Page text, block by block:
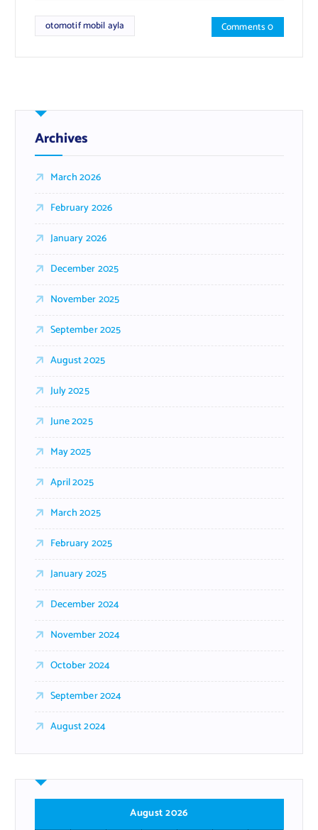
otomotif mobil ayla Comments 0
Archives
March 2026
February 2026
January 2026
December 2025
November 2025
September 2025
August 2025
July 2025
June 2025
May 2025
April 2025
March 2025
February 2025
January 2025
December 2024
November 2024
October 2024
September 2024
August 2024
August 2026